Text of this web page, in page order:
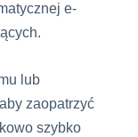
e-
lub
zaopatrzyć
szybko